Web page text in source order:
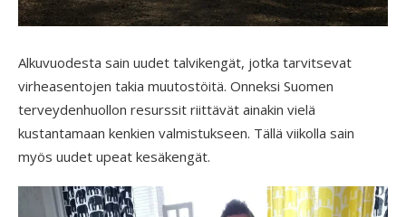
Alkuvuodesta sain uudet talvikengät, jotka tarvitsevat
virheasentojen takia muutostöitä. Onneksi Suomen
terveydenhuollon resurssit riittävät ainakin vielä
kustantamaan kenkien valmistukseen. Tällä viikolla sain
myös uudet upeat kesäkengät.